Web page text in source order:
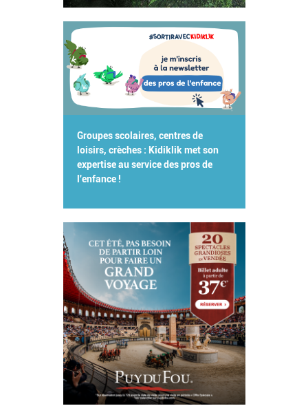
Groupes scolaires, centres de
loisirs, crèches : Kidiklik met son
expertise au service des pros de
l'enfance !